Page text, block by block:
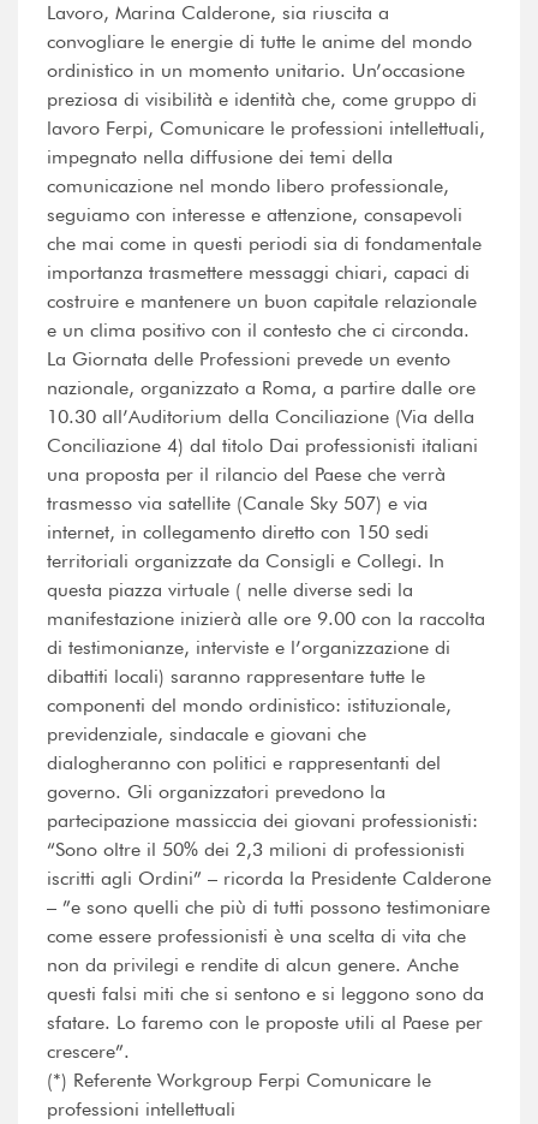
Lavoro, Marina Calderone, sia riuscita a
convogliare le energie di tutte le anime del mondo
ordinistico in un momento unitario. Un’occasione
preziosa di visibilità e identità che, come gruppo di
lavoro Ferpi, Comunicare le professioni intellettuali,
impegnato nella diffusione dei temi della
comunicazione nel mondo libero professionale,
seguiamo con interesse e attenzione, consapevoli
che mai come in questi periodi sia di fondamentale
importanza trasmettere messaggi chiari, capaci di
costruire e mantenere un buon capitale relazionale
e un clima positivo con il contesto che ci circonda.
La Giornata delle Professioni prevede un evento
nazionale, organizzato a Roma, a partire dalle ore
10.30 all’Auditorium della Conciliazione (Via della
Conciliazione 4) dal titolo Dai professionisti italiani
una proposta per il rilancio del Paese che verrà
trasmesso via satellite (Canale Sky 507) e via
internet, in collegamento diretto con 150 sedi
territoriali organizzate da Consigli e Collegi. In
questa piazza virtuale ( nelle diverse sedi la
manifestazione inizierà alle ore 9.00 con la raccolta
di testimonianze, interviste e l’organizzazione di
dibattiti locali) saranno rappresentare tutte le
componenti del mondo ordinistico: istituzionale,
previdenziale, sindacale e giovani che
dialogheranno con politici e rappresentanti del
governo. Gli organizzatori prevedono la
partecipazione massiccia dei giovani professionisti:
“Sono oltre il 50% dei 2,3 milioni di professionisti
iscritti agli Ordini” – ricorda la Presidente Calderone
– ”e sono quelli che più di tutti possono testimoniare
come essere professionisti è una scelta di vita che
non da privilegi e rendite di alcun genere. Anche
questi falsi miti che si sentono e si leggono sono da
sfatare. Lo faremo con le proposte utili al Paese per
crescere”.
(*) Referente Workgroup Ferpi Comunicare le
professioni intellettuali